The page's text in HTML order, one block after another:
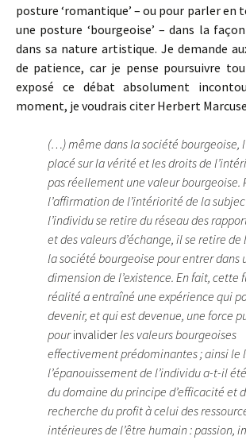
posture ‘romantique’ – ou pour parler en
une posture ‘bourgeoise’ – dans la
dans sa nature artistique. Je demande
de patience, car je pense poursuivre
exposé ce débat absolument
moment, je voudrais citer Herbert
(…) même dans la société bourgeoise,
placé sur la vérité et les droits de
pas réellement une valeur bourgeoise.
l’affirmation de l’intériorité de la
l’individu se retire du réseau des
et des valeurs d’échange, il se retire
la société bourgeoise pour entrer dans
dimension de l’existence. En fait, cette
réalité a entraîné une expérience qui
devenir, et qui est devenue, une force
pourinvaliderles valeurs bourgeoises
effectivement prédominantes ; ainsi le
l’épanouissement de l’individu a-t-il
du domaine du principe d’efficacité et
recherche du profit à celui des
intérieures de l’être humain : passion,